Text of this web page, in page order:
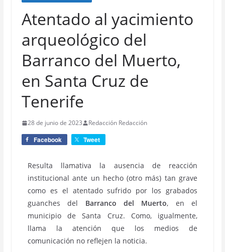
Atentado al yacimiento
arqueológico del
Barranco del Muerto,
en Santa Cruz de
Tenerife
28 de junio de 2023 Redacción Redacción
Facebook Tweet
Resulta llamativa la ausencia de reacción
institucional ante un hecho (otro más) tan grave
como es el atentado sufrido por los grabados
guanches del Barranco del Muerto, en el
municipio de Santa Cruz. Como, igualmente,
llama la atención que los medios de
comunicación no reflejen la noticia.